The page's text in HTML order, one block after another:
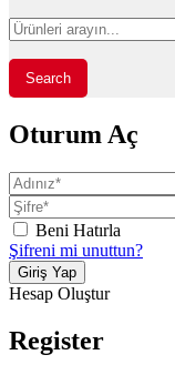
Search
Oturum Aç
Beni Hatırla
Şifreni mi unuttun?
Hesap Oluştur
Register